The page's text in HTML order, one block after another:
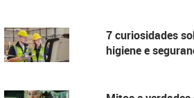
7 curiosidades
higiene e